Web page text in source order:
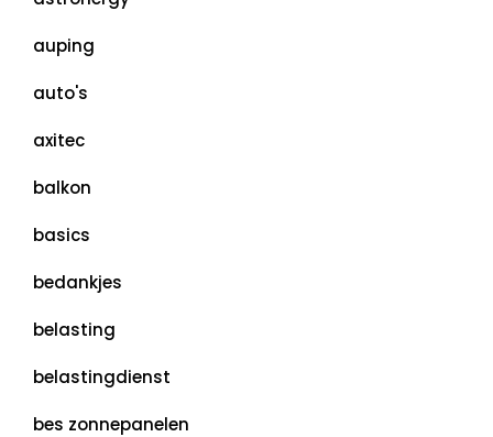
auping
auto's
axitec
balkon
basics
bedankjes
belasting
belastingdienst
bes zonnepanelen